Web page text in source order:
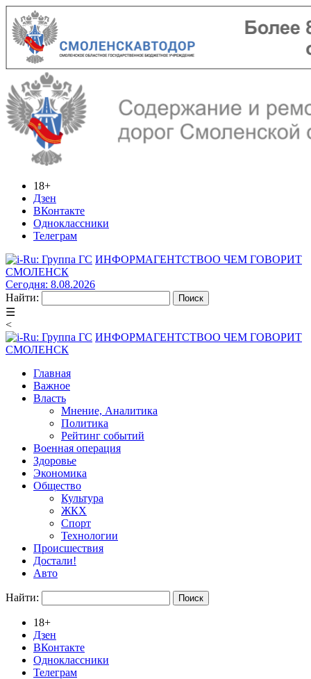
18+
Дзен
ВКонтакте
Одноклассники
Телеграм
ИНФОРМАГЕНТСТВОО ЧЕМ ГОВОРИТ
СМОЛЕНСК
Сегодня: 8.08.2026
Найти:
☰
<
ИНФОРМАГЕНТСТВОО ЧЕМ ГОВОРИТ
СМОЛЕНСК
Главная
Важное
Власть
Мнение, Аналитика
Политика
Рейтинг событий
Военная операция
Здоровье
Экономика
Общество
Культура
ЖКХ
Спорт
Технологии
Происшествия
Достали!
Авто
Найти:
18+
Дзен
ВКонтакте
Одноклассники
Телеграм